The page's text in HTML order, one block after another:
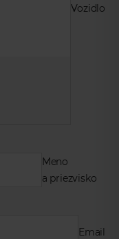
Vozidlo
Meno
a priezvisko
Email